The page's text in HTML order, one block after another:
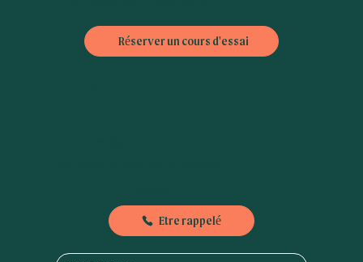
Réserver un cours d'essai
Etre rappelé